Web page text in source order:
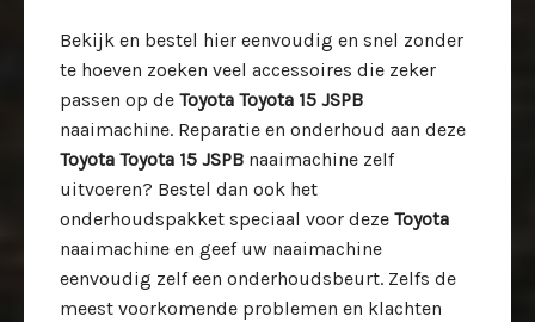
Bekijk en bestel hier eenvoudig en snel zonder
te hoeven zoeken veel accessoires die zeker
passen op de Toyota Toyota 15 JSPB
naaimachine. Reparatie en onderhoud aan deze
Toyota Toyota 15 JSPB naaimachine zelf
uitvoeren? Bestel dan ook het
onderhoudspakket speciaal voor deze Toyota
naaimachine en geef uw naaimachine
eenvoudig zelf een onderhoudsbeurt. Zelfs de
meest voorkomende problemen en klachten